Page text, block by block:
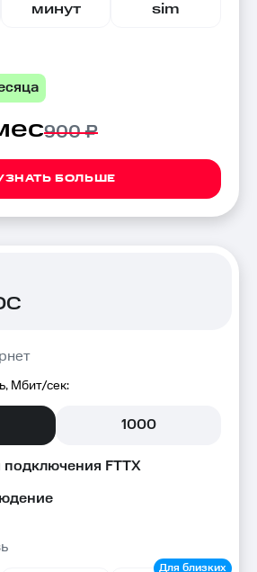
минут sim
900 ₽
БОЛЬШЕ
Мбит/сек:
1000
подключения FTTX